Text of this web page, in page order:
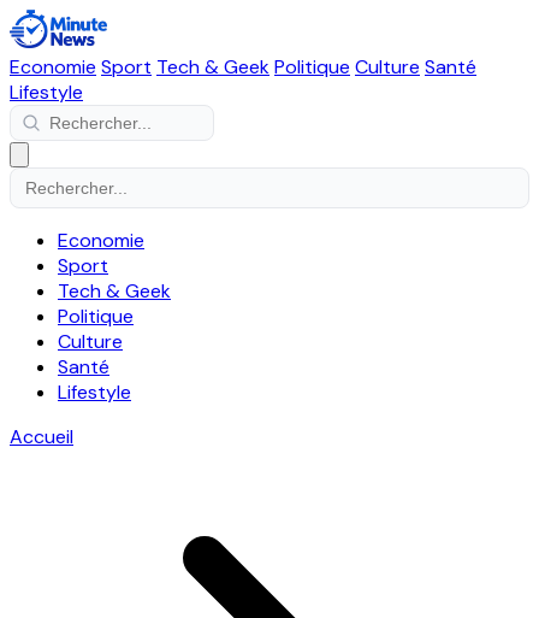
Economie Sport Tech & GeekPolitique Culture Santé
Lifestyle
Economie
Sport
Tech & Geek
Politique
Culture
Santé
Lifestyle
Accueil